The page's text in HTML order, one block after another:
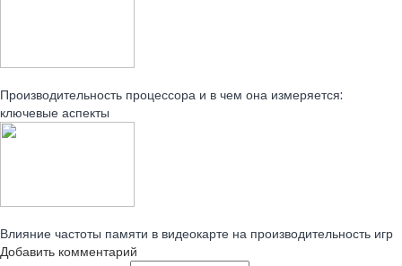
Производительность процессора и в чем она измеряется:
ключевые аспекты
Влияние частоты памяти в видеокарте на производительность игр
Добавить комментарий